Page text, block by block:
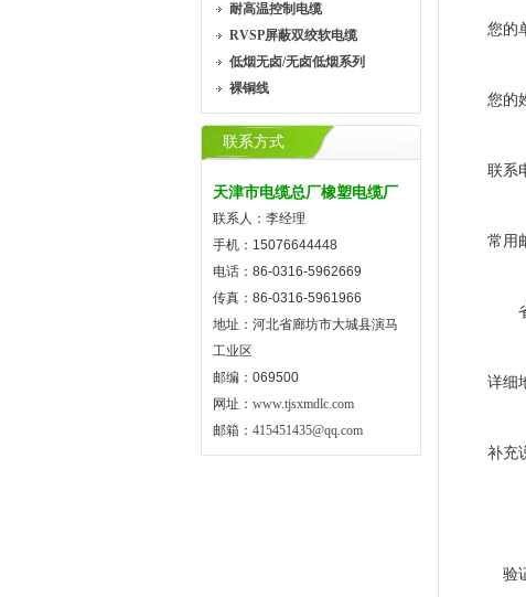
耐高温控制电缆
RVSP屏蔽双绞软电缆
低烟无卤/无卤低烟系列
裸铜线
联系方式
天津市电缆总厂橡塑电缆厂
联系人：李经理
手机：15076644448
电话：86-0316-5962669
传真：86-0316-5961966
地址：河北省廊坊市大城县演马
工业区
邮编：069500
网址： www.tjsxmdlc.com
邮箱： 415451435@qq.com
您的
您的
联系
常用
详细
补充
验